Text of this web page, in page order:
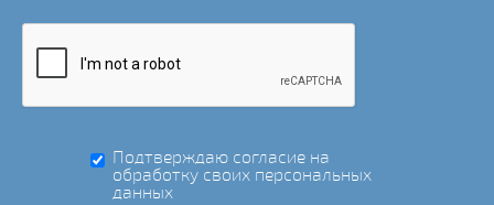
Подтверждаю согласие на
обработку своих персональных
данных